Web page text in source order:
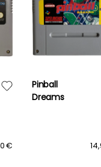
€
Pinball
Dreams